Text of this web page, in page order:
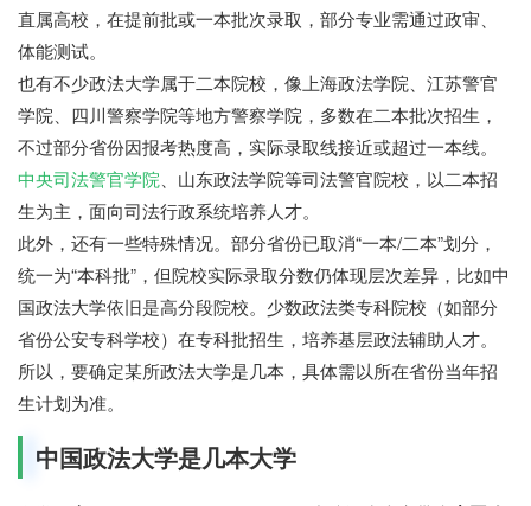
直属高校，在提前批或一本批次录取，部分专业需通过政审、
体能测试。
也有不少政法大学属于二本院校，像上海政法学院、江苏警官
学院、四川警察学院等地方警察学院，多数在二本批次招生，
不过部分省份因报考热度高，实际录取线接近或超过一本线。
中央司法警官学院 、山东政法学院等司法警官院校，以二本招
生为主，面向司法行政系统培养人才。
此外，还有一些特殊情况。部分省份已取消“一本/二本”划分，
统一为“本科批”，但院校实际录取分数仍体现层次差异，比如中
国政法大学依旧是高分段院校。少数政法类专科院校（如部分
省份公安专科学校）在专科批招生，培养基层政法辅助人才。
所以，要确定某所政法大学是几本，具体需以所在省份当年招
生计划为准。
中国政法大学是几本大学